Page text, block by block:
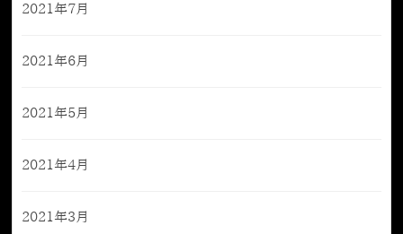
2021年7月
2021年6月
2021年5月
2021年4月
2021年3月